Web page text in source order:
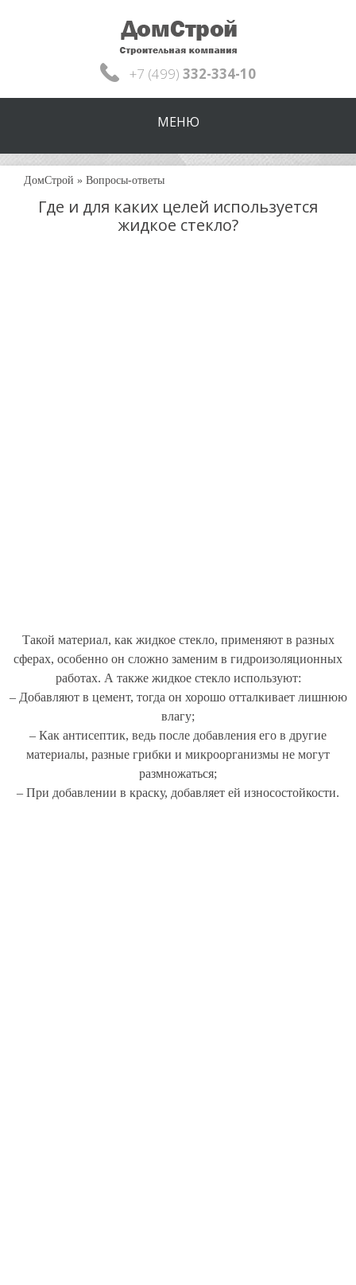
+7 (499) 332-334-10
МЕНЮ
ДомСтрой » Вопросы-ответы
Где и для каких целей используется
жидкое стекло?
Такой материал, как жидкое стекло, применяют в разных
сферах, особенно он сложно заменим в гидроизоляционных
работах. А также жидкое стекло используют:
– Добавляют в цемент, тогда он хорошо отталкивает лишнюю
влагу;
– Как антисептик, ведь после добавления его в другие
материалы, разные грибки и микроорганизмы не могут
размножаться;
– При добавлении в краску, добавляет ей износостойкости.